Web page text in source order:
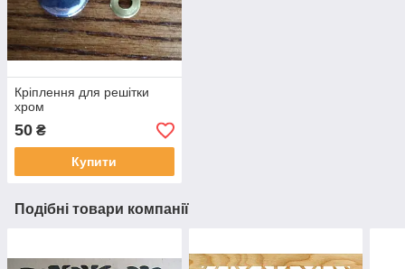
Кріплення для решітки
хром
50 ₴
Купити
Подібні товари компанії